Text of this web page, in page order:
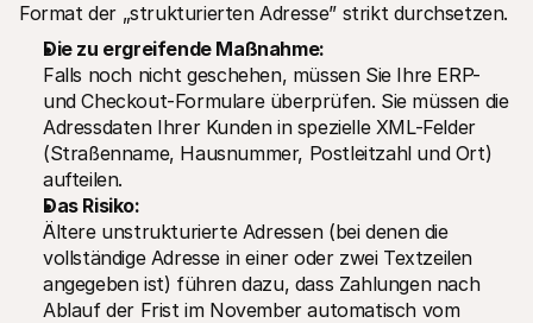
Format der „strukturierten Adresse” strikt durchsetzen.
Die zu ergreifende Maßnahme:
Falls noch nicht geschehen, müssen Sie Ihre ERP-
und Checkout-Formulare überprüfen. Sie müssen die
Adressdaten Ihrer Kunden in spezielle XML-Felder
(Straßenname, Hausnummer, Postleitzahl und Ort)
aufteilen.
Das Risiko:
Ältere unstrukturierte Adressen (bei denen die
vollständige Adresse in einer oder zwei Textzeilen
angegeben ist) führen dazu, dass Zahlungen nach
Ablauf der Frist im November automatisch vom